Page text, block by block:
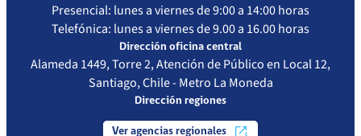
Presencial: lunes a viernes de 9:00 a 14:00 horas
Telefónica: lunes a viernes de 9.00 a 16.00 horas
Dirección oficina central
Alameda 1449, Torre 2, Atención de Público en Local 12,
Santiago, Chile - Metro La Moneda
Dirección regiones
Ver agencias regionales